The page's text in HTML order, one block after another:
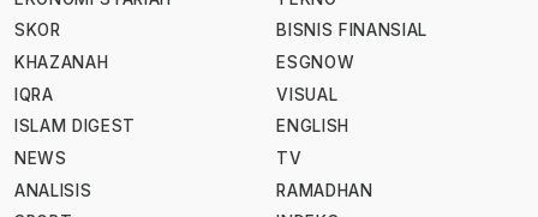
SKOR
KHAZANAH
IQRA
ISLAM DIGEST
NEWS
ANALISIS
BISNIS FINANSIAL
ESGNOW
VISUAL
ENGLISH
TV
RAMADHAN